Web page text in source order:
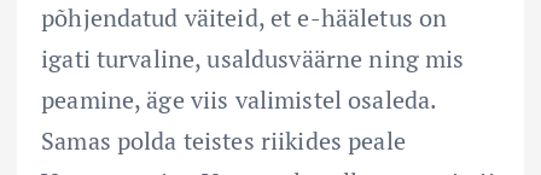
põhjendatud väiteid, et e-hääletus on
igati turvaline, usaldusväärne ning mis
peamine, äge viis valimistel osaleda.
Samas polda teistes riikides peale